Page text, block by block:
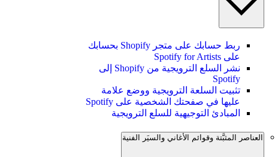
ربط حسابك على متجر Shopify بحسابك
على Spotify for Artists
نشر السلع الترويجية من Shopify إلى
Spotify
تثبيت السلعة الترويجية ووضع علامة
عليها في صفحتك الشخصية على Spotify
المبادئ التوجيهية للسلع الترويجية
العناصر المثبَّتة وقوائم الأغاني والسيَر الفنية